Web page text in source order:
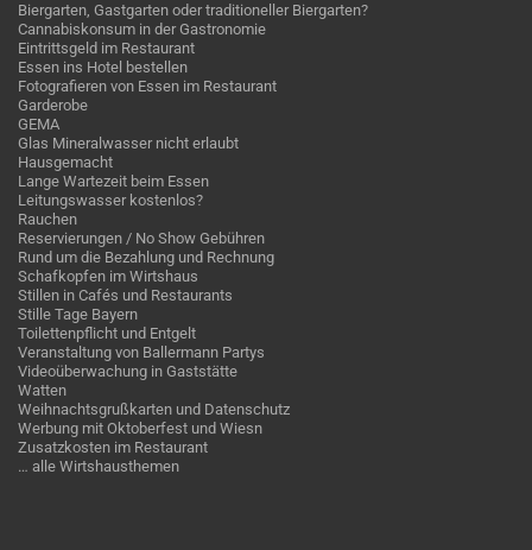
Biergarten, Gastgarten oder traditioneller Biergarten?
Cannabiskonsum in der Gastronomie
Eintrittsgeld im Restaurant
Essen ins Hotel bestellen
Fotografieren von Essen im Restaurant
Garderobe
GEMA
Glas Mineralwasser nicht erlaubt
Hausgemacht
Lange Wartezeit beim Essen
Leitungswasser kostenlos?
Rauchen
Reservierungen / No Show Gebühren
Rund um die Bezahlung und Rechnung
Schafkopfen im Wirtshaus
Stillen in Cafés und Restaurants
Stille Tage Bayern
Toilettenpflicht und Entgelt
Veranstaltung von Ballermann Partys
Videoüberwachung in Gaststätte
Watten
Weihnachtsgrußkarten und Datenschutz
Werbung mit Oktoberfest und Wiesn
Zusatzkosten im Restaurant
… alle Wirtshausthemen